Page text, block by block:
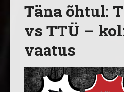
Täna õhtul:
vs TTÜ –
vaatus